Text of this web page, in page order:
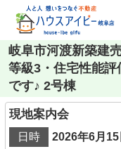
岐阜市河渡新築建
等級3・住宅性能
です♪ 2号棟
現地案内会
日時 2026年6月15